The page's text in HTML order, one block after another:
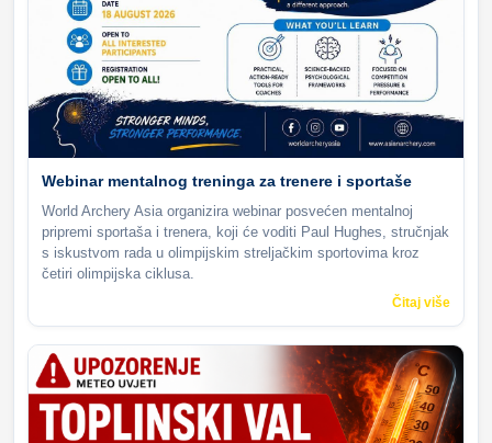
Webinar mentalnog treninga za trenere i sportaše
World Archery Asia organizira webinar posvećen mentalnoj
pripremi sportaša i trenera, koji će voditi Paul Hughes, stručnjak
s iskustvom rada u olimpijskim streljačkim sportovima kroz
četiri olimpijska ciklusa.
Čitaj više